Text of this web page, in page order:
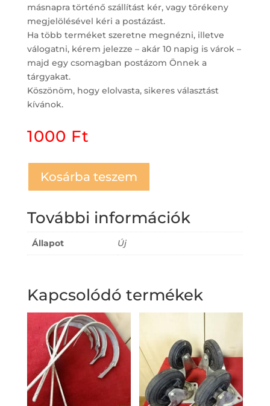
másnapra történő szállítást kér, vagy törékeny
megjelölésével kéri a postázást.
Ha több terméket szeretne megnézni, illetve
válogatni, kérem jelezze – akár 10 napig is várok –
majd egy csomagban postázom Önnek a
tárgyakat.
Köszönöm, hogy elolvasta, sikeres választást
kívánok.
1000 Ft
Kosárba teszem
További információk
Állapot Új
Kapcsolódó termékek